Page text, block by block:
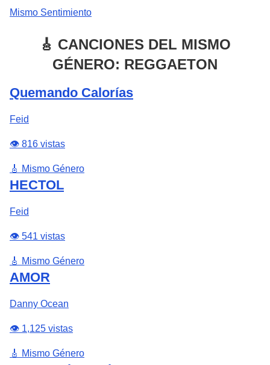
Mismo Sentimiento
🎸 CANCIONES DEL MISMO
GÉNERO: REGGAETON
Quemando Calorías
Feid
👁️ 816 vistas
🎸 Mismo Género
HECTOL
Feid
👁️ 541 vistas
🎸 Mismo Género
AMOR
Danny Ocean
👁️ 1,125 vistas
🎸 Mismo Género